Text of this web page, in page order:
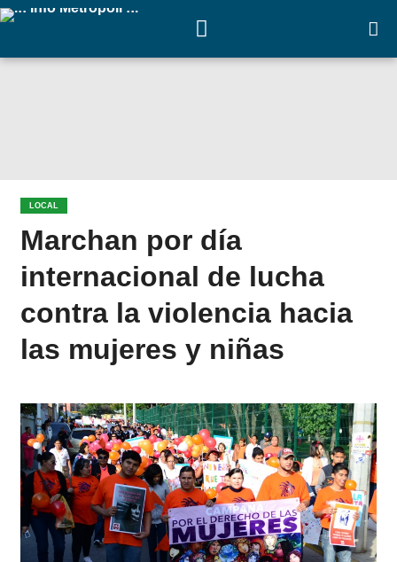
LOCAL
Marchan por día
internacional de lucha
contra la violencia hacia
las mujeres y niñas